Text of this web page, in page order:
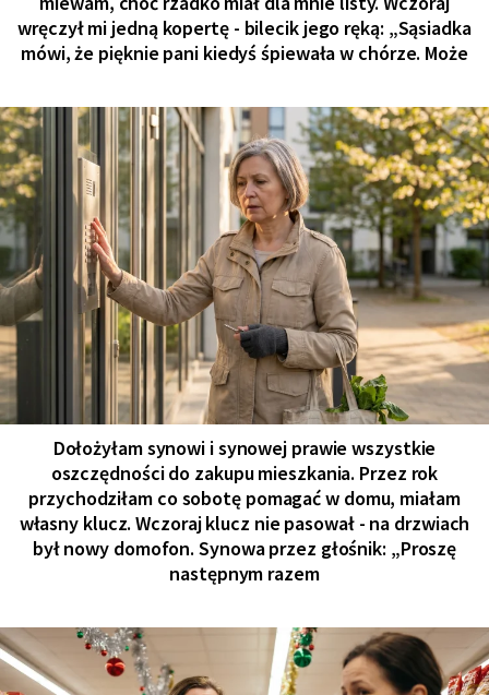
wręczył mi jedną kopertę - bilecik jego ręką: „Sąsiadka
mówi, że pięknie pani kiedyś śpiewała w chórze. Może
Dołożyłam synowi i synowej prawie wszystkie
oszczędności do zakupu mieszkania. Przez rok
przychodziłam co sobotę pomagać w domu, miałam
własny klucz. Wczoraj klucz nie pasował - na drzwiach
był nowy domofon. Synowa przez głośnik: „Proszę
następnym razem